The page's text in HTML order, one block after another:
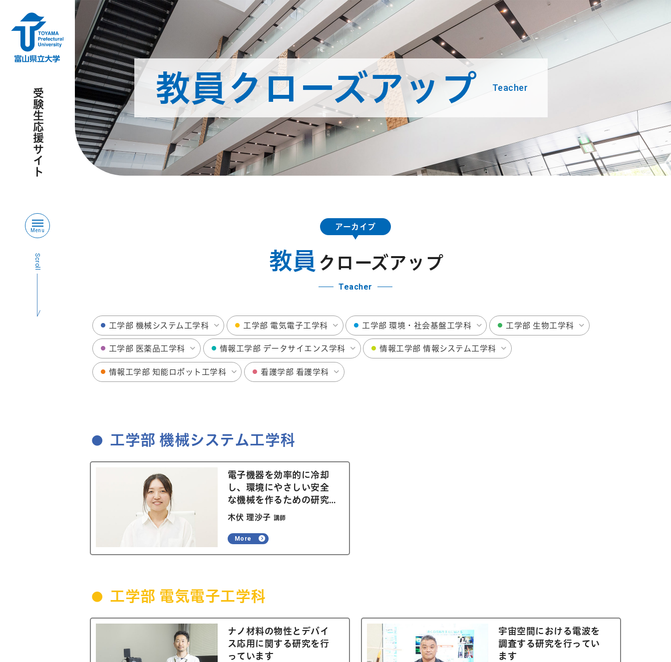
受験生応援サイト
Menu
Scroll
トップページ
Top
学部・学科
Fuculty
工学部
情報工学部
動画で見る 富山県立大学
Movie
先輩VOICE
キャンパスライフ
教員クローズアップ
Teacher
教員クローズアップ Teacher
アーカイブ
教員 クローズアップ
Teacher
工学部 機械システム工学科 工学部 電気電子工学科 工学部 環境・社会基盤工学科 工学部 生物工学科
工学部 医薬品工学科 情報工学部 データサイエンス学科 情報工学部 情報システム工学科
情報工学部 知能ロボット工学科 看護学部 看護学科
工学部 機械システム工学科
電子機器を効率的に冷却
し、環境にやさしい安全
な機械を作るための研究
を行っています
木伏 理沙子 講師
More
工学部 電気電子工学科
ナノ材料の物性とデバイ
ス応用に関する研究を行
っています
宇宙空間における電波を
調査する研究を行ってい
ます